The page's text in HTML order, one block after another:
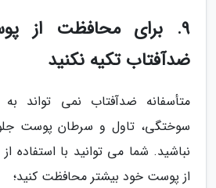
9. برای محافظت از
ضدآفتاب تکیه نکنید
متأسفانه ضدآفتاب نمی تواند
سوختگی، تاول و سرطان پوست
نباشید. شما می توانید با استفاده
از پوست خود بیشتر محافظت کنید؛